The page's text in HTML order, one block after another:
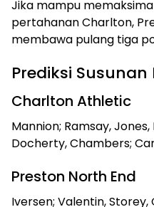
Jika mampu
pertahanan Charlton,
membawa pulang tiga
Prediksi Susunan
Charlton Athletic
Mannion; Ramsay,
Docherty, Chambers;
Preston North End
Iversen; Valentin, Storey,